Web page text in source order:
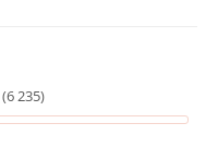
(6 235)